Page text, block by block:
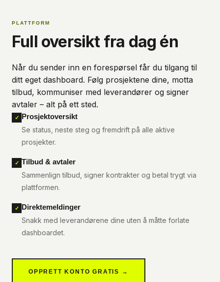
PLATTFORM
Full oversikt fra dag én
Når du sender inn en forespørsel får du tilgang til
ditt eget dashboard. Følg prosjektene dine, motta
tilbud, kommuniser med leverandører og signer
avtaler – alt på ett sted.
✓ Prosjektoversikt
Se status, neste steg og fremdrift på alle aktive
prosjekter.
✓ Tilbud & avtaler
Sammenlign tilbud, signer kontrakter og betal trygt via
plattformen.
✓ Direktemeldinger
Snakk med leverandørene dine uten å måtte forlate
dashboardet.
OPPRETT KONTO GRATIS →